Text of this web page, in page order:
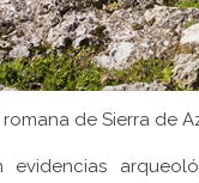
de Sierra de
evidencias